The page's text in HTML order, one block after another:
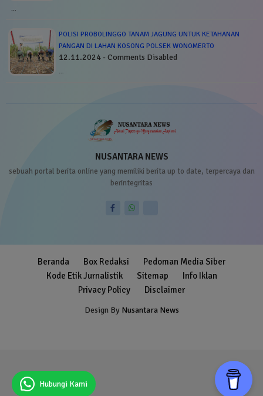
…
POLISI PROBOLINGGO TANAM JAGUNG UNTUK KETAHANAN
PANGAN DI LAHAN KOSONG POLSEK WONOMERTO
12.11.2024 - Comments Disabled
…
NUSANTARA NEWS
sebuah portal berita online yang memiliki berita up to date, terpercaya dan
berintegritas
Design By Nusantara News
Beranda Box Redaksi
Pedoman Media Siber
Kode Etik Jurnalistik
Sitemap
Info Iklan
Privacy Policy
Disclaimer
Hubungi Kami